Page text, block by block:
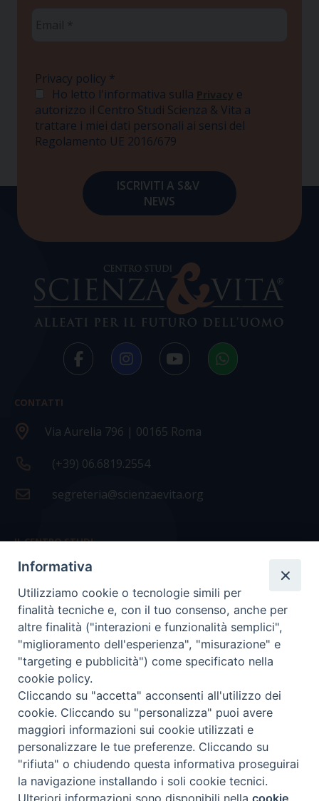
Privacy policy *
Ho letto l'informativa sulla Privacy e
autorizzo il Centro Studi Scienza & Vita a
trattare i miei dati personali ai sensi del
Regolamento UE 2016/679
CONTATTI
Via Aurelia 796 | 00165 Roma
(+39) 06.6819.2554
segreteria@scienzaevita.org
IL CENTRO STUDI
La nostra storia
Statuto
Presidenza e ufficio presidenza
Consiglio scientifico
Coordinamento nazionale
COPYRIGHT Scienza & Vita - C.F96600690588- Tutti i
diritti -Privacy- Credits
Informativa
Utilizziamo cookie o tecnologie simili per
finalità tecniche e, con il tuo consenso, anche per
altre finalità ("interazioni e funzionalità semplici",
"miglioramento dell'esperienza", "misurazione" e
"targeting e pubblicità") come specificato nella
cookie policy.
Cliccando su "accetta" acconsenti all'utilizzo dei
cookie. Cliccando su "personalizza" puoi avere
maggiori informazioni sui cookie utilizzati e
personalizzare le tue preferenze. Cliccando su
"rifiuta" o chiudendo questa informativa proseguirai
la navigazione installando i soli cookie tecnici.